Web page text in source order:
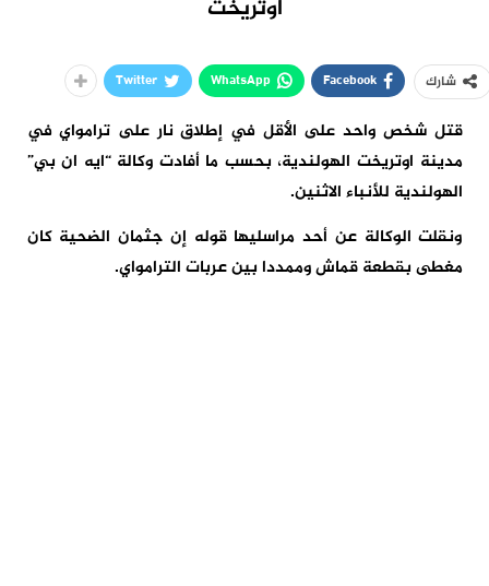
اوتريخت
شارك Facebook
WhatsApp
Twitter
قتل شخص واحد على الأقل في إطلاق نار على ترامواي في
مدينة اوتريخت الهولندية، بحسب ما أفادت وكالة “ايه ان بي”
الهولندية للأنباء الاثنين.
ونقلت الوكالة عن أحد مراسليها قوله إن جثمان الضحية كان
مغطى بقطعة قماش وممددا بين عربات الترامواي.